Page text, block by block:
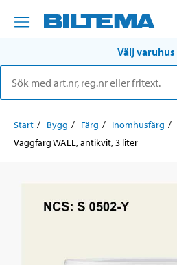
Välj varuhus
Start Bygg Färg Inomhusfärg
Väggfärg WALL, antikvit, 3 liter